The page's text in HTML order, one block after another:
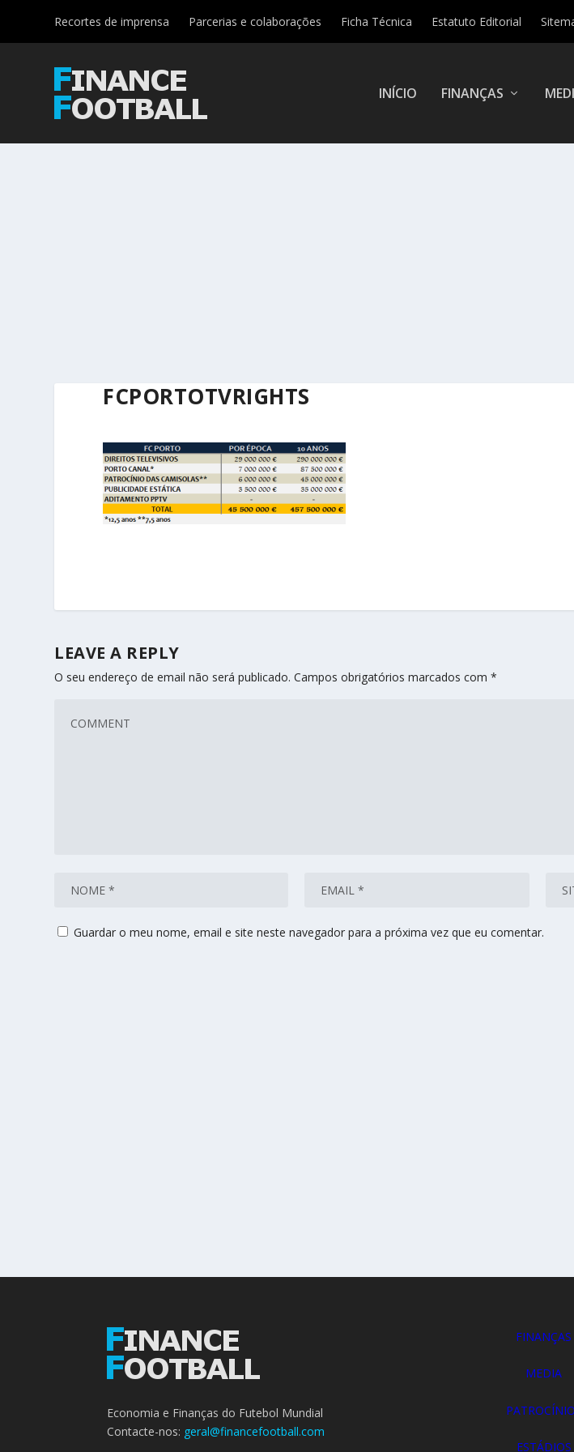
Recortes de imprensa Parcerias e colaborações Ficha Técnica Estatuto Editorial
INÍCIO FINANÇAS
FCPORTOTVRIGHTS
LEAVE A REPLY
O seu endereço de email não será publicado. Campos obrigatórios marcados com*
Guardar o meu nome, email e site neste navegador para a próxima vez que eu comentar.
Economia e Finanças do Futebol Mundial
Contacte-nos: geral@financefootball.com
FINANÇAS
MEDIA
ESTÁDIOS